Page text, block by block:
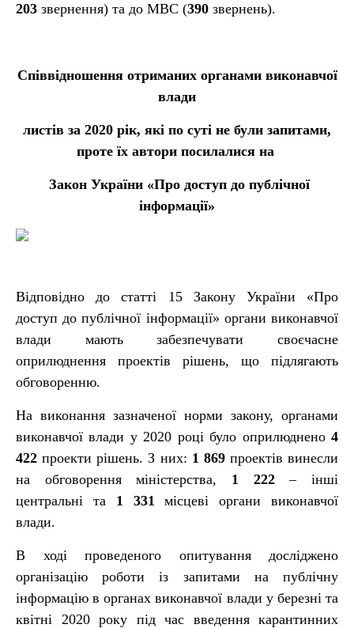
203 звернення) та до МВС (390 звернень).
Співвідношення отриманих органами виконавчої
влади
листів за 2020 рік, які по суті не були запитами,
проте їх автори посилалися на
Закон України «Про доступ до публічної
інформації»
Відповідно до статті 15 Закону України «Про
доступ до публічної інформації» органи виконавчої
влади мають забезпечувати своєчасне
оприлюднення проектів рішень, що підлягають
обговоренню.
На виконання зазначеної норми закону, органами
виконавчої влади у 2020 році було оприлюднено 4
422 проекти рішень. З них: 1 869проектів винесли
на обговорення міністерства, 1 222– інші
центральні та 1 331 місцеві органи виконавчої
влади.
В ході проведеного опитування досліджено
організацію роботи із запитами на публічну
інформацію в органах виконавчої влади у березні та
квітні 2020 року під час введення карантинних